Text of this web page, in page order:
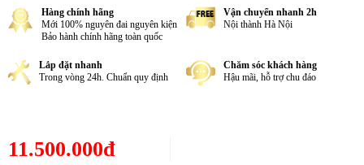
Hàng chính hãng
Mới 100% nguyên đai nguyên kiện
Bảo hành chính hãng toàn quốc
Vận chuyển nhanh 2h
Nội thành Hà Nội
Lắp đặt nhanh
Trong vòng 24h. Chuẩn quy định
Chăm sóc khách hàng
Hậu mãi, hỗ trợ chu đáo
11.500.000đ